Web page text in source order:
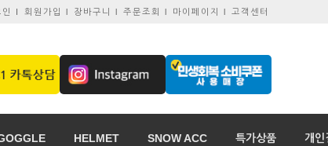
I 회원가입 l 장바구니 l 주문조회 l 마이페이지 l 고객센터
HELMET SNOW ACC 특가상품 개인